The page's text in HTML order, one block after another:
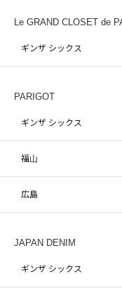
Le GRAND CLOSET de
ギンザ シックス
PARIGOT
ギンザ シックス
福山
広島
JAPAN DENIM
ギンザ シックス